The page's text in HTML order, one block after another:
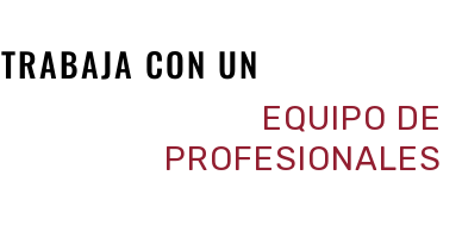
TRABAJA CON UN
EQUIPO DE
PROFESIONALES